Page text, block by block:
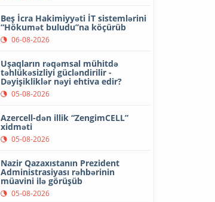
Beş İcra Hakimiyyəti İT sistemlərini
“Hökumət buludu”na köçürüb
06-08-2026
Uşaqların rəqəmsal mühitdə
təhlükəsizliyi gücləndirilir -
Dəyişikliklər nəyi ehtiva edir?
05-08-2026
Azercell-dən illik “ZengimCELL”
xidməti
05-08-2026
Nazir Qazaxıstanın Prezident
Administrasiyası rəhbərinin
müavini ilə görüşüb
05-08-2026